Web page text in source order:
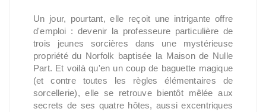
Un jour, pourtant, elle reçoit une intrigante offre
d'emploi : devenir la professeure particulière de
trois jeunes sorcières dans une mystérieuse
propriété du Norfolk baptisée la Maison de Nulle
Part. Et voilà qu'en un coup de baguette magique
(et contre toutes les règles élémentaires de
sorcellerie), elle se retrouve bientôt mêlée aux
secrets de ses quatre hôtes, aussi excentriques